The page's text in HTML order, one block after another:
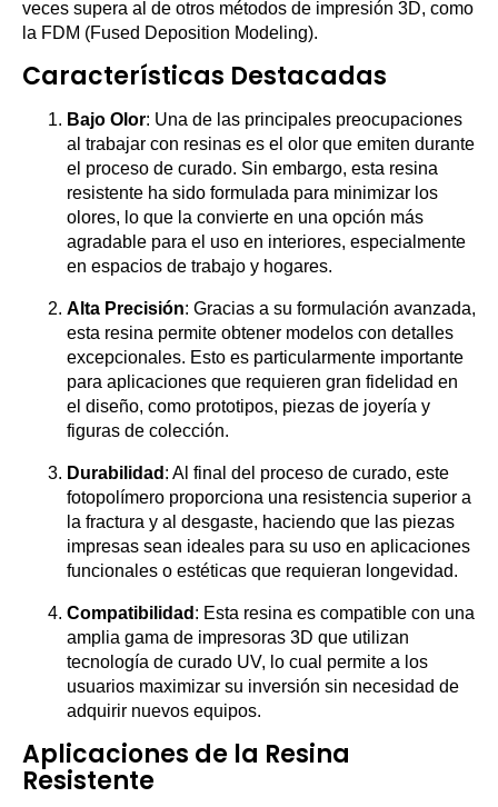
veces supera al de otros métodos de impresión 3D, como
la FDM (Fused Deposition Modeling).
Características Destacadas
Bajo Olor: Una de las principales preocupaciones
al trabajar con resinas es el olor que emiten durante
el proceso de curado. Sin embargo, esta resina
resistente ha sido formulada para minimizar los
olores, lo que la convierte en una opción más
agradable para el uso en interiores, especialmente
en espacios de trabajo y hogares.
Alta Precisión: Gracias a su formulación avanzada,
esta resina permite obtener modelos con detalles
excepcionales. Esto es particularmente importante
para aplicaciones que requieren gran fidelidad en
el diseño, como prototipos, piezas de joyería y
figuras de colección.
Durabilidad : Al final del proceso de curado, este
fotopolímero proporciona una resistencia superior a
la fractura y al desgaste, haciendo que las piezas
impresas sean ideales para su uso en aplicaciones
funcionales o estéticas que requieran longevidad.
Compatibilidad : Esta resina es compatible con una
amplia gama de impresoras 3D que utilizan
tecnología de curado UV, lo cual permite a los
usuarios maximizar su inversión sin necesidad de
adquirir nuevos equipos.
Aplicaciones de la Resina
Resistente